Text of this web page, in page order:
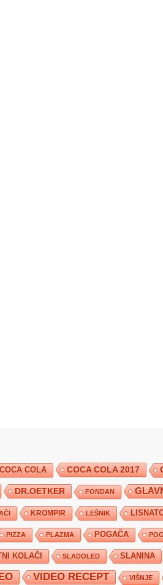
COCA COLA COCA COLA 2017
DR.OETKER FONDAN
KROMPIR LEŠNIK
PIZZA PLAZMA POGAČA
KOLAČI SLADOLED SLANINA
VIDEO RECEPT VIŠNJE